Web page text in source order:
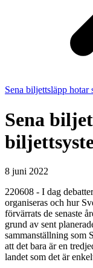
Sena biljettsläpp hotar
Sena
8 juni 2022
220608 - I dag
organiseras och hur
förvärrats de senaste
grund av sent
sammanställning som
att det bara är en
landet som det är